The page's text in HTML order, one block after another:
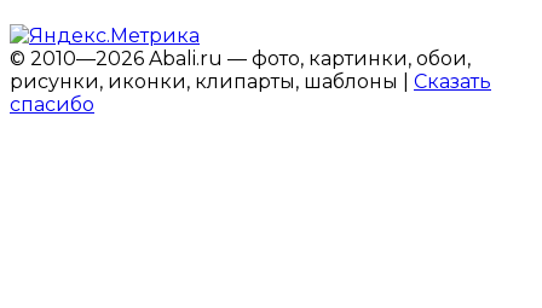
© 2010—2026 Abali.ru — фото, картинки, обои,
рисунки, иконки, клипарты, шаблоны | Сказать
спасибо